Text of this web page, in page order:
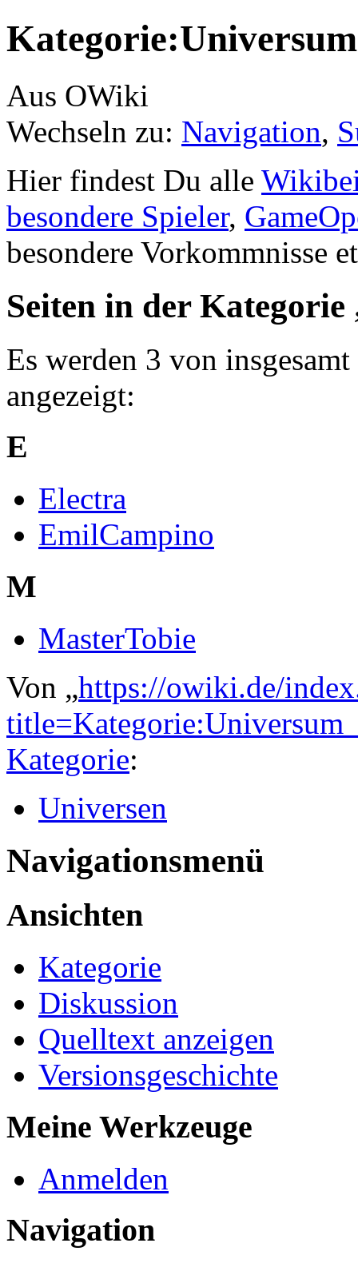
Aus OWiki
Wechseln zu: Navigation,
Hier findest Du alle
besondere Spieler,
besondere Vorkommnisse
Seiten in der
Es werden 3 von
angezeigt:
E
Electra
EmilCampino
M
MasterTobie
Von „https://owiki.de/
Kategorie:
Universen
Navigationsmenü
Ansichten
Kategorie
Diskussion
Quelltext anzeigen
Versionsgeschichte
Meine Werkzeuge
Anmelden
Navigation